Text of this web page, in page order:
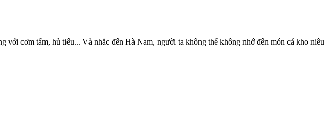
cơm tấm, hủ tiếu... Và nhắc đến Hà Nam, người ta không thể không nhớ đến món cá kho niêu